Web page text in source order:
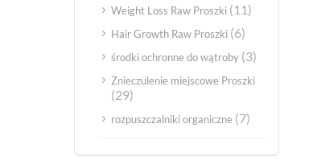
Weight Loss Raw Proszki (11)
Hair Growth Raw Proszki (6)
środki ochronne do wątroby (3)
Znieczulenie miejscowe Proszki
(29)
rozpuszczalniki organiczne (7)